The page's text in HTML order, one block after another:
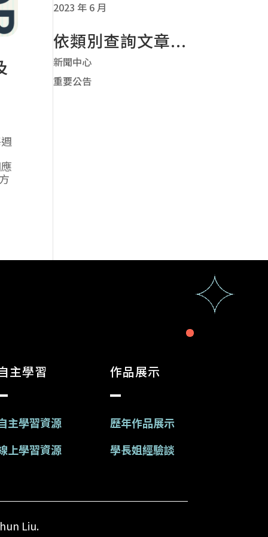
2023 年 6 月
依類別查詢文章...
新聞中心
重要公告
主學習
主學習資源
上學習資源
作品展示
歷年作品展示
學長姐經驗談
Liu.